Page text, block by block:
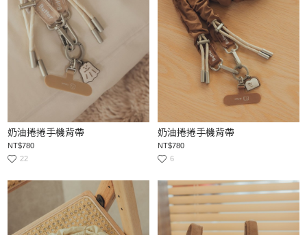
奶油捲捲手機背帶
NT$780
22
奶油捲捲手機背帶
NT$780
6